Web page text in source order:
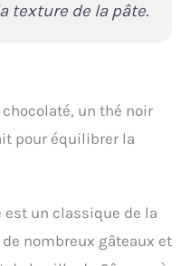
texture de la pâte.
un thé noir
pour équilibrer la
est un classique de la
nombreux gâteaux et